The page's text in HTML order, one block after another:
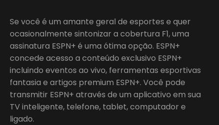
Se você é um amante geral de esportes e quer
ocasionalmente sintonizar a cobertura F1, uma
assinatura ESPN+ é uma ótima opção. ESPN+
concede acesso a conteúdo exclusivo ESPN+
incluindo eventos ao vivo, ferramentas esportivas
fantasia e artigos premium ESPN+. Você pode
transmitir ESPN+ através de um aplicativo em sua
TV inteligente, telefone, tablet, computador e
ligado.